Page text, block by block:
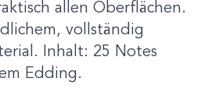
allen Oberflächen.
vollständig
Inhalt: 25 Notes
Edding.